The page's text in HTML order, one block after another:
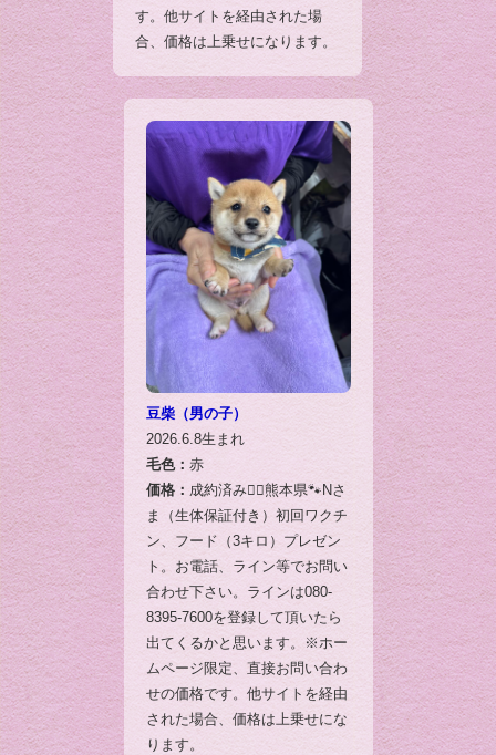
す。他サイトを経由された場
合、価格は上乗せになります。
豆柴（男の子）
2026.6.8生まれ
毛色： 赤
価格： 成約済み🙇‍♂️熊本県🐾Nさ
ま（生体保証付き）初回ワクチ
ン、フード（3キロ）プレゼン
ト。お電話、ライン等でお問い
合わせ下さい。ラインは080-
8395-7600を登録して頂いたら
出てくるかと思います。※ホー
ムページ限定、直接お問い合わ
せの価格です。他サイトを経由
された場合、価格は上乗せにな
ります。